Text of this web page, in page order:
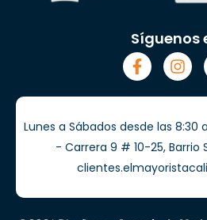
Síguenos
Lunes a Sábados desde las 8:30
- Carrera 9 # 10-25, Barrio